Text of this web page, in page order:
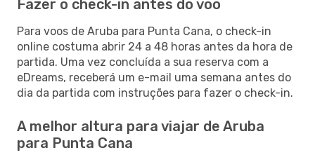
Fazer o check-in antes do voo
Para voos de Aruba para Punta Cana, o check-in
online costuma abrir 24 a 48 horas antes da hora de
partida. Uma vez concluída a sua reserva com a
eDreams, receberá um e-mail uma semana antes do
dia da partida com instruções para fazer o check-in.
A melhor altura para viajar de Aruba
para Punta Cana